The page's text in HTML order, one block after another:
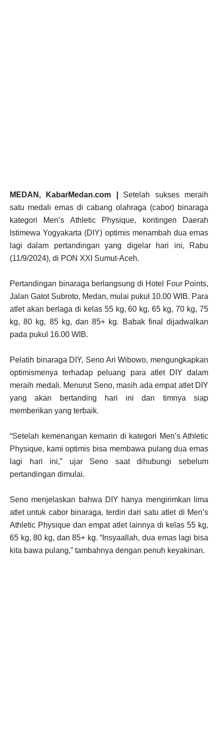
MEDAN, KabarMedan.com |
Setelah sukses meraih
satu medali emas di cabang olahraga (cabor) binaraga
kategori Men’s Athletic Physique, kontingen Daerah
Istimewa Yogyakarta (DIY) optimis menambah dua emas
lagi dalam pertandingan yang digelar hari ini, Rabu
(11/9/2024), di PON XXI Sumut-Aceh.
Pertandingan binaraga berlangsung di Hotel Four Points,
Jalan Gatot Subroto, Medan, mulai pukul 10.00 WIB. Para
atlet akan berlaga di kelas 55 kg, 60 kg, 65 kg, 70 kg, 75
kg, 80 kg, 85 kg, dan 85+ kg. Babak final dijadwalkan
pada pukul 16.00 WIB.
Pelatih binaraga DIY, Seno Ari Wibowo, mengungkapkan
optimismenya terhadap peluang para atlet DIY dalam
meraih medali. Menurut Seno, masih ada empat atlet DIY
yang akan bertanding hari ini dan timnya siap
memberikan yang terbaik.
“Setelah kemenangan kemarin di kategori Men’s Athletic
Physique, kami optimis bisa membawa pulang dua emas
lagi hari ini,” ujar Seno saat dihubungi sebelum
pertandingan dimulai.
Seno menjelaskan bahwa DIY hanya mengirimkan lima
atlet untuk cabor binaraga, terdiri dari satu atlet di Men’s
Athletic Physique dan empat atlet lainnya di kelas 55 kg,
65 kg, 80 kg, dan 85+ kg. “Insyaallah, dua emas lagi bisa
kita bawa pulang,” tambahnya dengan penuh keyakinan.